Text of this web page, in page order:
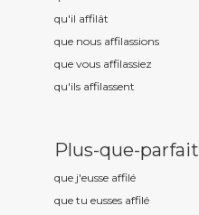
qu'il affilât
que nous affilassions
que vous affilassiez
qu'ils affilassent
Plus-que-parfait
que j'eusse affilé
que tu eusses affilé